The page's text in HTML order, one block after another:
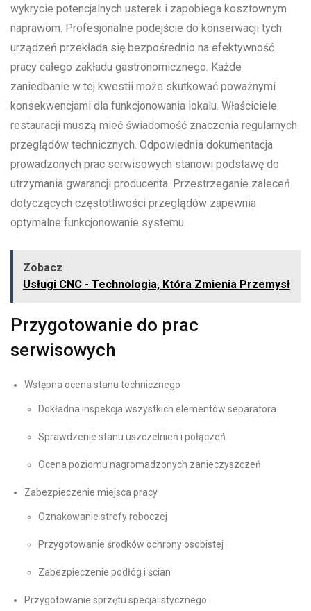
wykrycie potencjalnych usterek i zapobiega kosztownym
naprawom. Profesjonalne podejście do konserwacji tych
urządzeń przekłada się bezpośrednio na efektywność
pracy całego zakładu gastronomicznego. Każde
zaniedbanie w tej kwestii może skutkować poważnymi
konsekwencjami dla funkcjonowania lokalu. Właściciele
restauracji muszą mieć świadomość znaczenia regularnych
przeglądów technicznych. Odpowiednia dokumentacja
prowadzonych prac serwisowych stanowi podstawę do
utrzymania gwarancji producenta. Przestrzeganie zaleceń
dotyczących częstotliwości przeglądów zapewnia
optymalne funkcjonowanie systemu.
Zobacz
Usługi CNC - Technologia, Która Zmienia Przemysł
Przygotowanie do prac
serwisowych
Wstępna ocena stanu technicznego
Dokładna inspekcja wszystkich elementów separatora
Sprawdzenie stanu uszczelnień i połączeń
Ocena poziomu nagromadzonych zanieczyszczeń
Zabezpieczenie miejsca pracy
Oznakowanie strefy roboczej
Przygotowanie środków ochrony osobistej
Zabezpieczenie podłóg i ścian
Przygotowanie sprzętu specjalistycznego